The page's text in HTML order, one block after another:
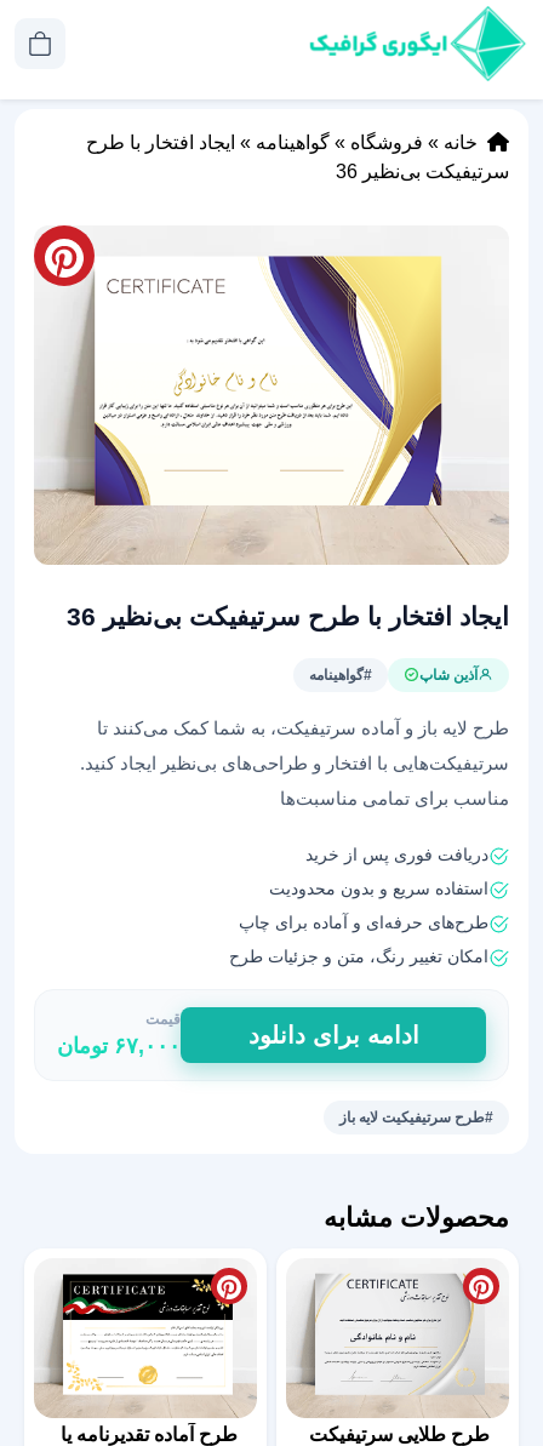
خانه » فروشگاه » گواهینامه » ایجاد افتخار با طرح‌
سرتیفیکت بی‌نظیر 36
ایجاد افتخار با طرح‌ سرتیفیکت بی‌نظیر 36
آذین شاپ #گواهینامه
طرح‌ لایه باز و آماده سرتیفیکت، به شما کمک می‌کنند تا
سرتیفیکت‌هایی با افتخار و طراحی‌های بی‌نظیر ایجاد کنید.
مناسب برای تمامی مناسبت‌ها
دریافت فوری پس از خرید
استفاده سریع و بدون محدودیت
طرح‌های حرفه‌ای و آماده برای چاپ
امکان تغییر رنگ، متن و جزئیات طرح
ایجاد
افتخار
با
طرح‌
عدد
ادامه برای دانلود
قیمت
۶۷,۰۰۰ تومان
#طرح سرتیفیکیت لایه باز
محصولات مشابه
طرح طلایی سرتیفیکت
طرح آماده تقدیرنامه یا